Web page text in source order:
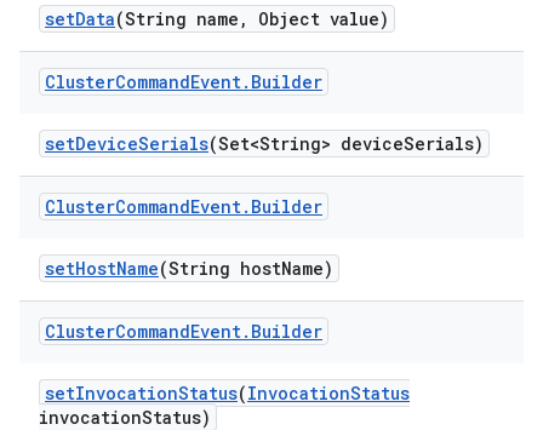
setData(String name , Object value)
ClusterCommandEvent. Builder
setDeviceSerials(Set<String> deviceSerials)
ClusterCommandEvent. Builder
setHostName(String hostName)
ClusterCommandEvent. Builder
setInvocationStatus(InvocationStatus
invocationStatus)